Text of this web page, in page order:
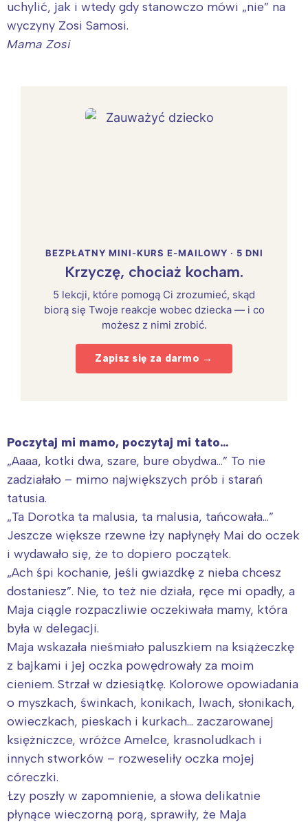
uchylić, jak i wtedy gdy stanowczo mówi „nie” na
wyczyny Zosi Samosi.
Mama Zosi
BEZPŁATNY MINI-KURS E-MAILOWY · 5 DNI
Krzyczę, chociaż kocham.
5 lekcji, które pomogą Ci zrozumieć, skąd
biorą się Twoje reakcje wobec dziecka — i co
możesz z nimi zrobić.
Zapisz się za darmo →
Poczytaj mi mamo, poczytaj mi tato…
„Aaaa, kotki dwa, szare, bure obydwa…” To nie
zadziałało – mimo największych prób i starań
tatusia.
„Ta Dorotka ta malusia, ta malusia, tańcowała…”
Jeszcze większe rzewne łzy napłynęły Mai do oczek
i wydawało się, że to dopiero początek.
„Ach śpi kochanie, jeśli gwiazdkę z nieba chcesz
dostaniesz”. Nie, to też nie działa, ręce mi opadły, a
Maja ciągle rozpaczliwie oczekiwała mamy, która
była w delegacji.
Maja wskazała nieśmiało paluszkiem na książeczkę
z bajkami i jej oczka powędrowały za moim
cieniem. Strzał w dziesiątkę. Kolorowe opowiadania
o myszkach, świnkach, konikach, lwach, słonikach,
owieczkach, pieskach i kurkach… zaczarowanej
księżniczce, wróżce Amelce, krasnoludkach i
innych stworków – rozweseliły oczka mojej
córeczki.
Łzy poszły w zapomnienie, a słowa delikatnie
płynące wieczorną porą, sprawiły, że Maja